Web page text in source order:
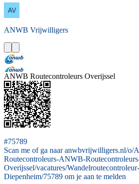
ANWB Vrijwilligers
ANWB Routecontroleurs Overijssel
#75789
Scan me of ga naar anwbvrijwilligers.nl/o/
Routecontroleurs-ANWB-
Overijssel/vacatures/
Diepenheim/75789 om je aan te melden